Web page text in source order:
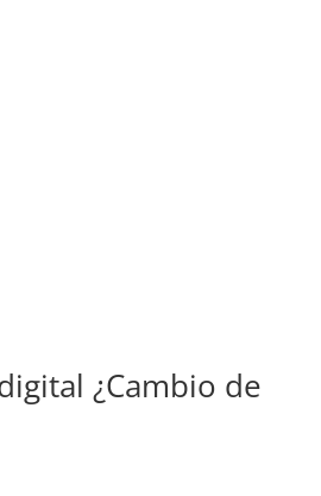
¿Cambio de